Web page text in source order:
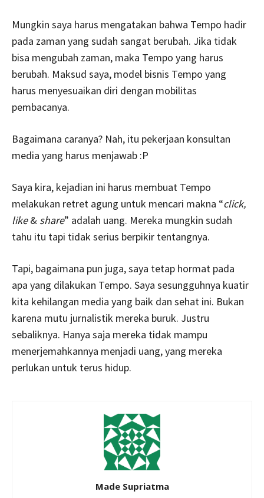
Mungkin saya harus mengatakan bahwa Tempo hadir
pada zaman yang sudah sangat berubah. Jika tidak
bisa mengubah zaman, maka Tempo yang harus
berubah. Maksud saya, model bisnis Tempo yang
harus menyesuaikan diri dengan mobilitas
pembacanya.
Bagaimana caranya? Nah, itu pekerjaan konsultan
media yang harus menjawab :P
Saya kira, kejadian ini harus membuat Tempo
melakukan retret agung untuk mencari makna “click,
like& share” adalah uang. Mereka mungkin sudah
tahu itu tapi tidak serius berpikir tentangnya.
Tapi, bagaimana pun juga, saya tetap hormat pada
apa yang dilakukan Tempo. Saya sesungguhnya kuatir
kita kehilangan media yang baik dan sehat ini. Bukan
karena mutu jurnalistik mereka buruk. Justru
sebaliknya. Hanya saja mereka tidak mampu
menerjemahkannya menjadi uang, yang mereka
perlukan untuk terus hidup.
Made Supriatma